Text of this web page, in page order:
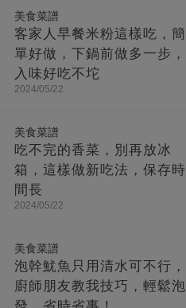
美食菜譜
客家人早餐米粉這樣吃，簡
單好做，下鍋前做多一步，
入味好吃不坨
2024/05/22
美食菜譜
吃不完的香菜，別再放冰
箱，這樣做新吃法，保存時
間長
2024/05/22
美食菜譜
泡幹魷魚只用清水可不行，
廚師朋友教我技巧，輕鬆泡